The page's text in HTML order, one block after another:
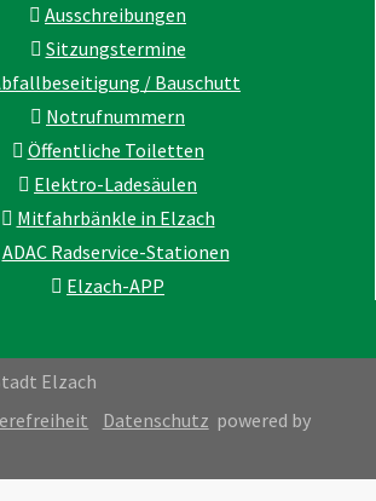
Ausschreibungen
Sitzungstermine
/ Bauschutt
Notrufnummern
Öffentliche Toiletten
Elektro-Ladesäulen
Mitfahrbänkle in Elzach
ADAC Radservice-Stationen
Elzach-APP
Elzach
Datenschutz powered by